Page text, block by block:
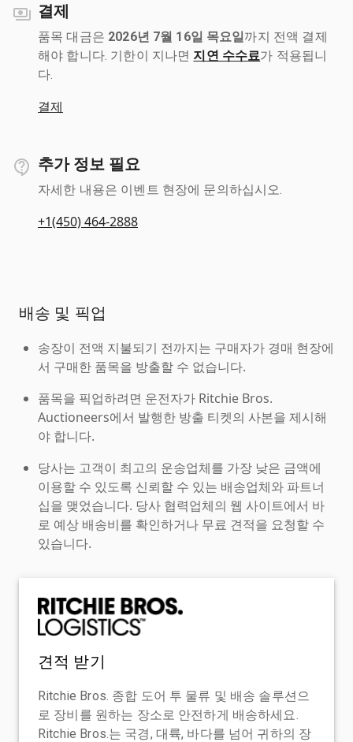
결제
품목 대금은 2026년 7월 16일 목요일까지 전액 결제
해야 합니다. 기한이 지나면 지연 수수료가 적용됩니
다.
결제
추가 정보 필요
자세한 내용은 이벤트 현장에 문의하십시오.
+1(450) 464-2888
배송 및 픽업
송장이 전액 지불되기 전까지는 구매자가 경매 현장에
서 구매한 품목을 방출할 수 없습니다.
품목을 픽업하려면 운전자가 Ritchie Bros.
Auctioneers에서 발행한 방출 티켓의 사본을 제시해
야 합니다.
당사는 고객이 최고의 운송업체를 가장 낮은 금액에
이용할 수 있도록 신뢰할 수 있는 배송업체와 파트너
십을 맺었습니다. 당사 협력업체의 웹 사이트에서 바
로 예상 배송비를 확인하거나 무료 견적을 요청할 수
있습니다.
견적 받기
Ritchie Bros. 종합 도어 투 물류 및 배송 솔루션으
로 장비를 원하는 장소로 안전하게 배송하세요.
Ritchie Bros.는 국경, 대륙, 바다를 넘어 귀하의 장